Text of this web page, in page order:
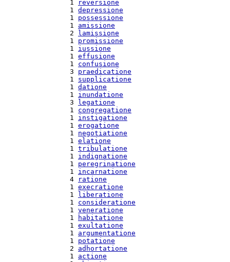
  1
reversione
  1
depressione
  1
possessione
  1
amissione
  2
lamissione
  1
promissione
  1
iussione
  1
effusione
  1
confusione
  3
praedicatione
  1
supplicatione
  1
datione
  1
inundatione
  3
legatione
  1
congregatione
  1
instigatione
  1
erogatione
  1
negotiatione
  1
elatione
  1
tribulatione
  1
indignatione
  1
peregrinatione
  1
incarnatione
  4
ratione
  1
execratione
  1
liberatione
  1
consideratione
  1
veneratione
  1
habitatione
  1
exultatione
  1
argumentatione
  1
potatione
  2
adhortatione
  1
actione